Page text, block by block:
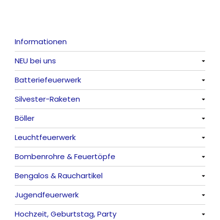
Informationen
NEU bei uns
Alle anzeigen
Batteriefeuerwerk
Alle anzeigen
Silvester-Raketen
Alle anzeigen
Böller
Alle anzeigen
China-Böller
Knaller / Kanonenschläge
Reibkopfknaller
Frösche, Pfeiffer
Leuchtfeuerwerk
Alle anzeigen
Vulkane
Fontänen
Sonnen
Bombenrohre & Feuertöpfe
Alle anzeigen
Mit Rumms
Bezaubernde Effekte
Bengalos & Rauchartikel
Alle anzeigen
Bengalos
Jugendfeuerwerk
Alle anzeigen
Hochzeit, Geburtstag, Party